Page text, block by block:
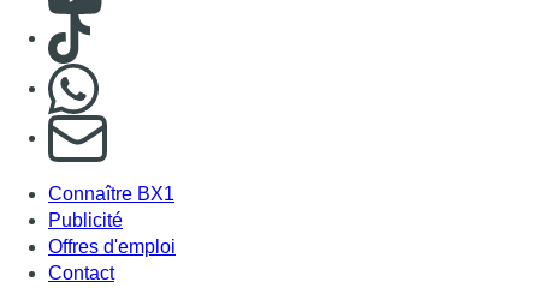
Consulter TikTok
S'abonner à notre newsletter
Connaître BX1
Publicité
Offres d'emploi
Contact